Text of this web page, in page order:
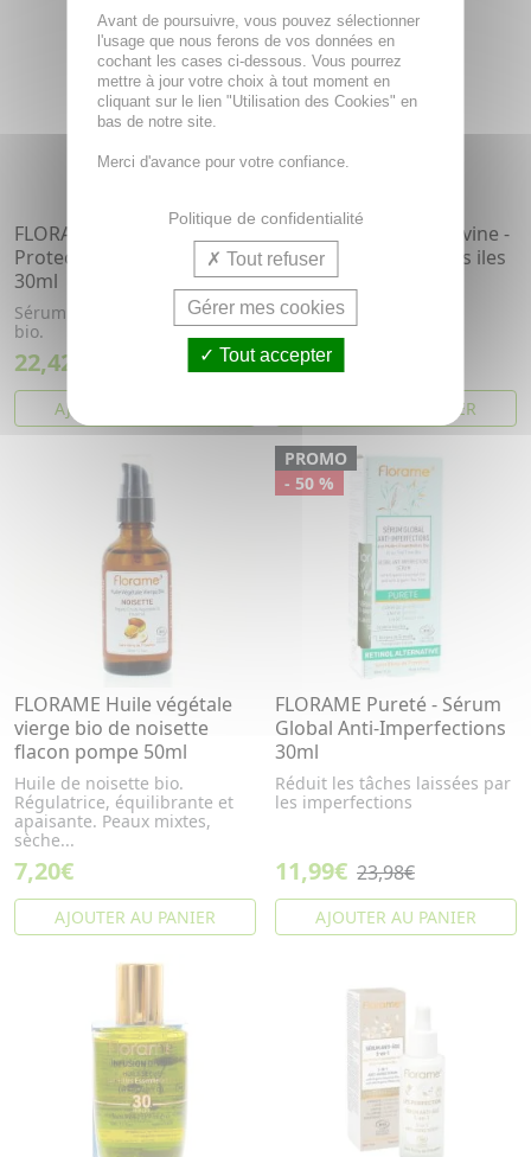
FLORAME Sérum
Protection Eclat 3 en 1
30ml
Sérum protection éclat 3 en 1
bio.
22,42€
AJOUTER AU PANIER
FLORAME Infusion divine -
Huile sèche fleurs des iles
bio 100ml
Huile sèche aux huiles
essentielles bio
22,42€
AJOUTER AU PANIER
FLORAME Huile végétale
vierge bio de noisette
flacon pompe 50ml
Huile de noisette bio.
Régulatrice, équilibrante et
apaisante. Peaux mixtes,
sèche...
7,20€
AJOUTER AU PANIER
PROMO
- 50 %
FLORAME Pureté - Sérum
Global Anti-Imperfections
30ml
Réduit les tâches laissées par
les imperfections
11,99€ 23,98€
AJOUTER AU PANIER
Avant de poursuivre, vous pouvez sélectionner
l'usage que nous ferons de vos données en
cochant les cases ci-dessous. Vous pourrez
mettre à jour votre choix à tout moment en
cliquant sur le lien "Utilisation des Cookies" en
bas de notre site.
Merci d'avance pour votre confiance.
Politique de confidentialité
Tout refuser
Gérer mes cookies
Tout accepter